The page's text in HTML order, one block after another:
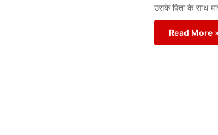
उसके पिता के साथ
Read More